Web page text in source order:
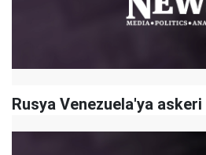
Rusya Venezuela'ya